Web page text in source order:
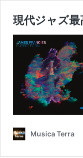
現代ジャズ
Musica Terra